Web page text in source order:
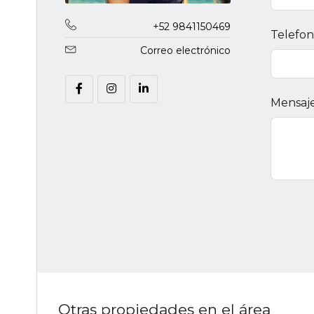
+52 9841150469
Correo electrónico
Otras propiedades en el área